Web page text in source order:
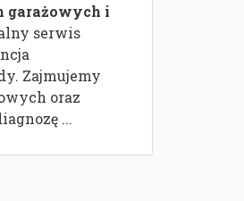
garażowych i
serwis
Zajmujemy
oraz
...